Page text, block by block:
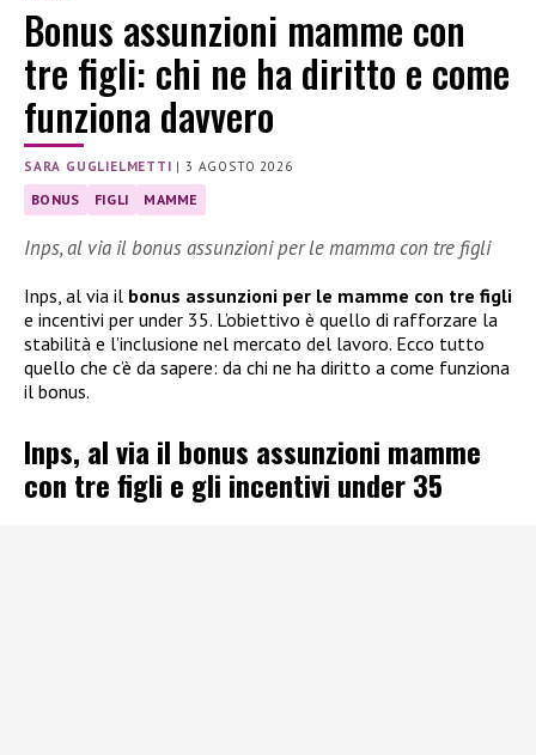
Bonus assunzioni mamme con
tre figli: chi ne ha diritto e come
funziona davvero
SARA GUGLIELMETTI |3 AGOSTO 2026
BONUS FIGLI MAMME
Inps, al via il bonus assunzioni per le mamma con tre figli
Inps, al via il bonus assunzioni per le mamme con tre figli
e incentivi per under 35. L’obiettivo è quello di rafforzare la
stabilità e l’inclusione nel mercato del lavoro. Ecco tutto
quello che c’è da sapere: da chi ne ha diritto a come funziona
il bonus.
Inps, al via il bonus assunzioni mamme
con tre figli e gli incentivi under 35